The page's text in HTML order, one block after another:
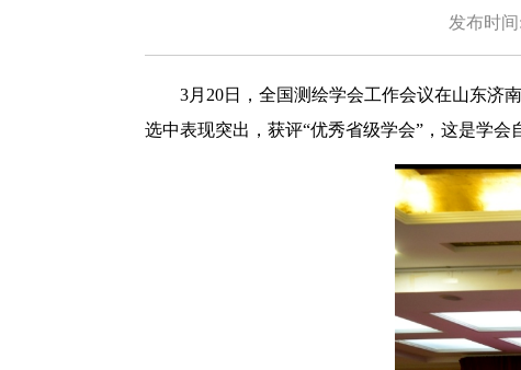
发布时
3月20日，全国测绘学会工作会议在山东济
选中表现突出，获评“优秀省级学会”，这是学会